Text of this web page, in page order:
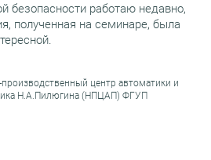
безопасности работаю недавно,
полученная на семинаре, была
центр автоматики и
Н.А.Пилюгина (НПЦАП) ФГУП